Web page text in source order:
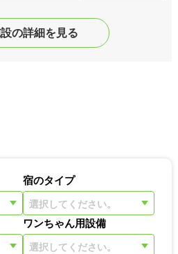
の詳細を見る
宿のタイプ
選択してください。
ワンちゃん用設備
選択してください。